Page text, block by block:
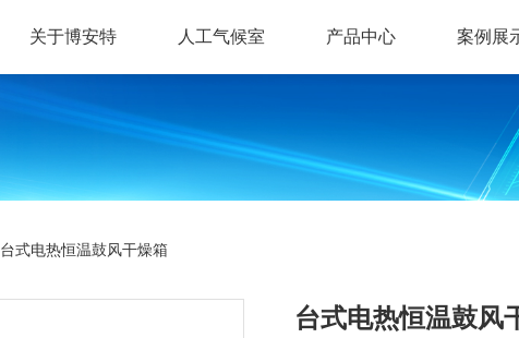
关于博安特 人工气候室 产品中心 案例展
台式电热恒温鼓风干燥箱
台式电热恒温鼓风